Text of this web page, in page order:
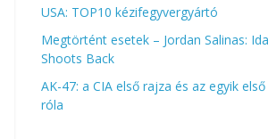
USA: TOP10 kézifegyvergyártó
Megtörtént esetek – Jordan Salinas:
Shoots Back
AK-47: a CIA első rajza és az egyik
róla